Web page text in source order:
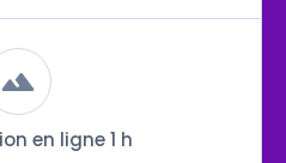
en ligne 1 h